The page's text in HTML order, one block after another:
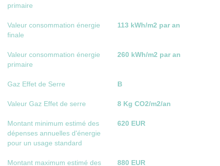
primaire
Valeur consommation énergie
finale
113 kWh/m2 par an
Valeur consommation énergie
primaire
260 kWh/m2 par an
Gaz Effet de Serre B
Valeur Gaz Effet de serre 8 Kg CO2/m2/an
Montant minimum estimé des
dépenses annuelles d'énergie
pour un usage standard
620 EUR
Montant maximum estimé des
880 EUR